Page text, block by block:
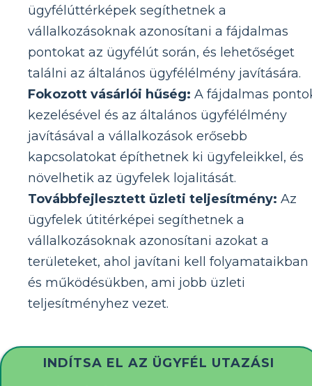
ügyfélúttérképek segíthetnek a
vállalkozásoknak azonosítani a fájdalmas
pontokat az ügyfélút során, és lehetőséget
találni az általános ügyfélélmény javítására.
Fokozott vásárlói hűség: A fájdalmas
kezelésével és az általános ügyfélélmény
javításával a vállalkozások erősebb
kapcsolatokat építhetnek ki ügyfeleikkel, és
növelhetik az ügyfelek lojalitását.
Továbbfejlesztett üzleti teljesítmény: Az
ügyfelek útitérképei segíthetnek a
vállalkozásoknak azonosítani azokat a
területeket, ahol javítani kell folyamataikban
és működésükben, ami jobb üzleti
teljesítményhez vezet.
INDÍTSA EL AZ ÜGYFÉL UTAZÁSI